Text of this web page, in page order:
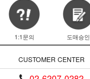
1:1문의 도매승인
CUSTOMER CENTER